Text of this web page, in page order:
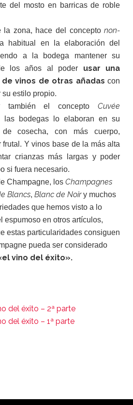
del mosto en barricas de roble
la zona, hace del conceptonon-
habitual en la elaboración del
a la bodega mantener su
los años al poder usar una
vinos de otras añadas con
su estilo propio.
también el conceptoCuvée
bodegas lo elaboran en su
cosecha, con más cuerpo,
frutal. Y vinos base de la más alta
crianzas más largas y poder
si fuera necesario.
Champagne, los Champagnes
Blancs, Blanc de Noiry muchos
que hemos visto a lo
espumoso en otros artículos,
estas particularidades consiguen
pueda ser considerado
vino del éxito».
del éxito – 2ª parte
del éxito – 1ª parte